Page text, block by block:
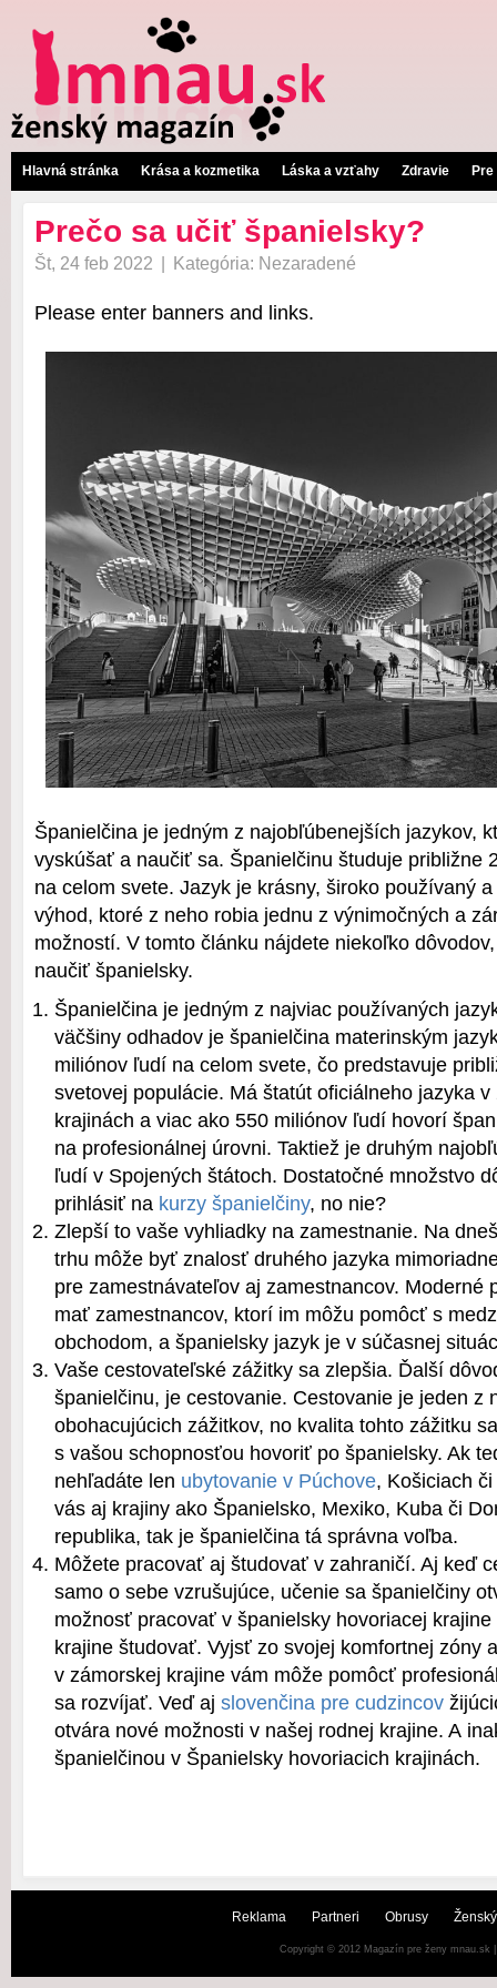
Hlavná stránka Krása a kozmetika Láska a vzťahy Zdravie
Prečo sa učiť španielsky?
Št, 24 feb 2022 Kategória: Nezaradené
Please enter banners and links.
Španielčina je jedným z najobľúbenejších jazykov,
vyskúšať a naučiť sa. Španielčinu študuje približne
na celom svete. Jazyk je krásny, široko používaný
výhod, ktoré z neho robia jednu z výnimočných a
možností. V tomto článku nájdete niekoľko
naučiť španielsky.
Španielčina je jedným z najviac používaných
väčšiny odhadov je španielčina materinským
miliónov ľudí na celom svete, čo predstavuje
svetovej populácie. Má štatút oficiálneho jazyka v
krajinách a viac ako 550 miliónov ľudí hovorí
na profesionálnej úrovni. Taktiež je druhým
ľudí v Spojených štátoch. Dostatočné množstvo
prihlásiť na kurzy španielčiny, no nie?
Zlepší to vaše vyhliadky na zamestnanie. Na
trhu môže byť znalosť druhého jazyka
pre zamestnávateľov aj zamestnancov. Moderné
mať zamestnancov, ktorí im môžu pomôcť s
obchodom, a španielsky jazyk je v súčasnej
Vaše cestovateľské zážitky sa zlepšia. Ďalší
španielčinu, je cestovanie. Cestovanie je jeden z
obohacujúcich zážitkov, no kvalita tohto zážitku
s vašou schopnosťou hovoriť po španielsky. Ak
nehľadáte len ubytovanie v Púchove, Košiciach
vás aj krajiny ako Španielsko, Mexiko, Kuba či
republika, tak je španielčina tá správna voľba.
Môžete pracovať aj študovať v zahraničí. Aj keď
samo o sebe vzrušujúce, učenie sa španielčiny
možnosť pracovať v španielsky hovoriacej
krajine študovať. Vyjsť zo svojej komfortnej zóny
v zámorskej krajine vám môže pomôcť
sa rozvíjať. Veď aj slovenčina pre cudzincov
otvára nové možnosti v našej rodnej krajine. A
španielčinou v Španielsky hovoriacich krajinách.
Reklama Partneri Obrusy
Copyright © 2012 Magazín pre ženy mnau.sk